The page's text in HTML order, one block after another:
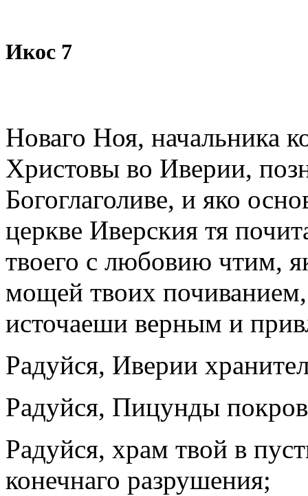
Икос 7
Новаго Ноя, начальника
Христовы во Иверии,
Богоглаголиве, и яко
церкве Иверския тя
твоего с любовию чтим,
мощей твоих
источаеши верным и
Радуйся, Иверии
Радуйся, Пицунды
Радуйся, храм твой в
конечнаго разрушения;